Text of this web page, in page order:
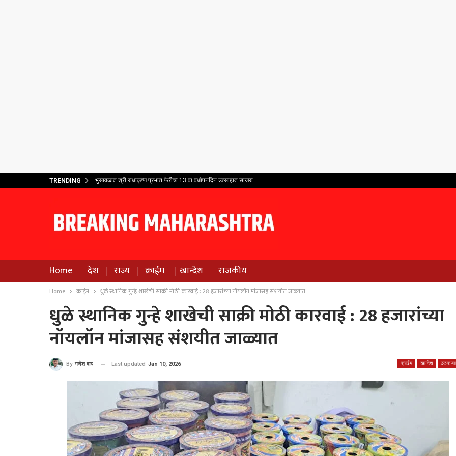
TRENDING भुसावळात श्री राधाकृष्ण प्रभात फेरीचा 13 वा वर्धापनदिन उत्साहात साजरा
Home देश राज्य क्राईम खान्देश राजकीय
Home क्राईम धुळे स्थानिक गुन्हे शाखेची साक्री मोठी कारवाई : 28 हजारांच्या नॉयलॉन मांजासह संशयीत जाळ्यात
धुळे स्थानिक गुन्हे शाखेची साक्री मोठी कारवाई : 28 हजारांच्या
नॉयलॉन मांजासह संशयीत जाळ्यात
क्राईम खान्देश ठळक
By गणेश वाघ Last updated Jan 10, 2026